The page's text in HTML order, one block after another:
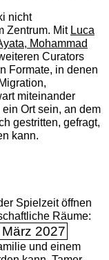
nicht
Zentrum. Mit Luca
Mohammad
Curators
Formate, in denen
miteinander
Ort sein, an dem
gestritten, gefragt,
kann.
Spielzeit öffnen
Räume:
2027
und einem